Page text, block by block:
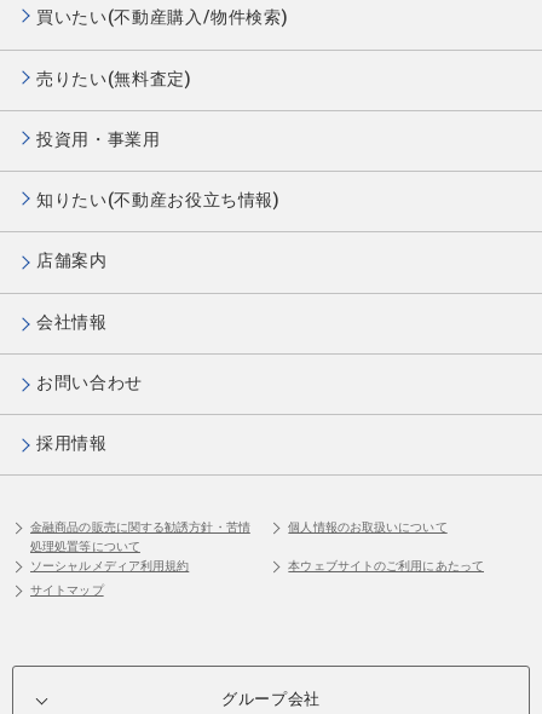
買いたい(不動産購入/物件検索)
売りたい(無料査定)
投資用・事業用
知りたい(不動産お役立ち情報)
店舗案内
会社情報
お問い合わせ
採用情報
金融商品の販売に関する勧誘方針・苦情
処理処置等について
個人情報のお取扱いについて
ソーシャルメディア利用規約
本ウェブサイトのご利用にあたって
サイトマップ
グループ会社